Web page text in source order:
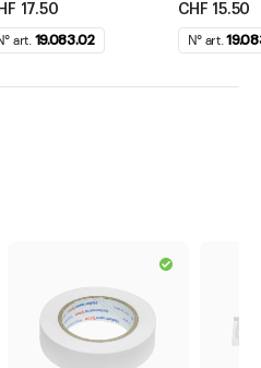
17.50
art. 19.083.02
CHF 15.50
N° art.